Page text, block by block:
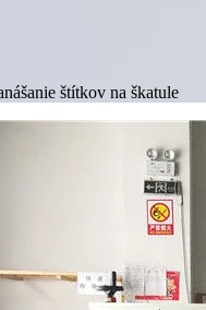
štítkov na škatule